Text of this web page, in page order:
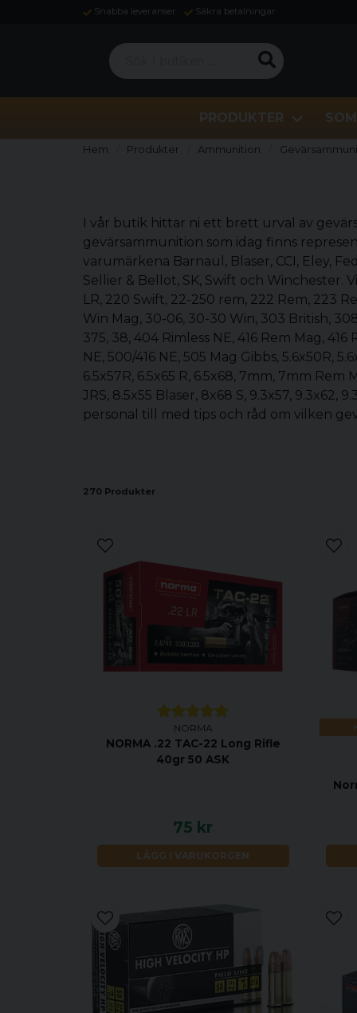
Snabba leveranser Säkra betalningar
Sök i butiken ...
PRODUKTER
Hem Produkter Ammunition
I vår butik hittar ni ett brett urval av
gevärsammunition som idag finns
varumärkena Barnaul, Blaser, CCI, Eley,
Sellier & Bellot, SK, Swift och Winchester.
LR, 220 Swift, 22-250 rem, 222 Rem, 223
Win Mag, 30-06, 30-30 Win, 303 British,
375, 38, 404 Rimless NE, 416 Rem Mag,
NE, 500/416 NE, 505 Mag Gibbs, 5.6x50R,
6.5x57R, 6.5x65 R, 6.5x68, 7mm, 7mm
JRS, 8.5x55 Blaser, 8x68 S, 9.3x57,
personal till med tips och råd om vilken
270 Produkter
NORMA
NORMA .22 TAC-22 Long Rifle
40gr 50 ASK
75 kr
LÄGG I VARUKORGEN